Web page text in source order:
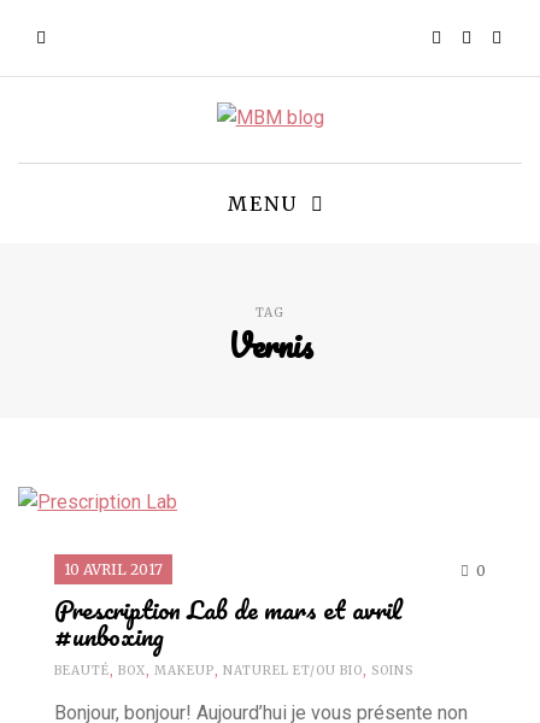
MENU
TAG
Vernis
10 AVRIL 2017 0
Prescription Lab de mars et avril
#unboxing
BEAUTÉ BOX MAKEUP NATUREL ET/OU BIO SOINS
Bonjour, bonjour! Aujourd’hui je vous présente non